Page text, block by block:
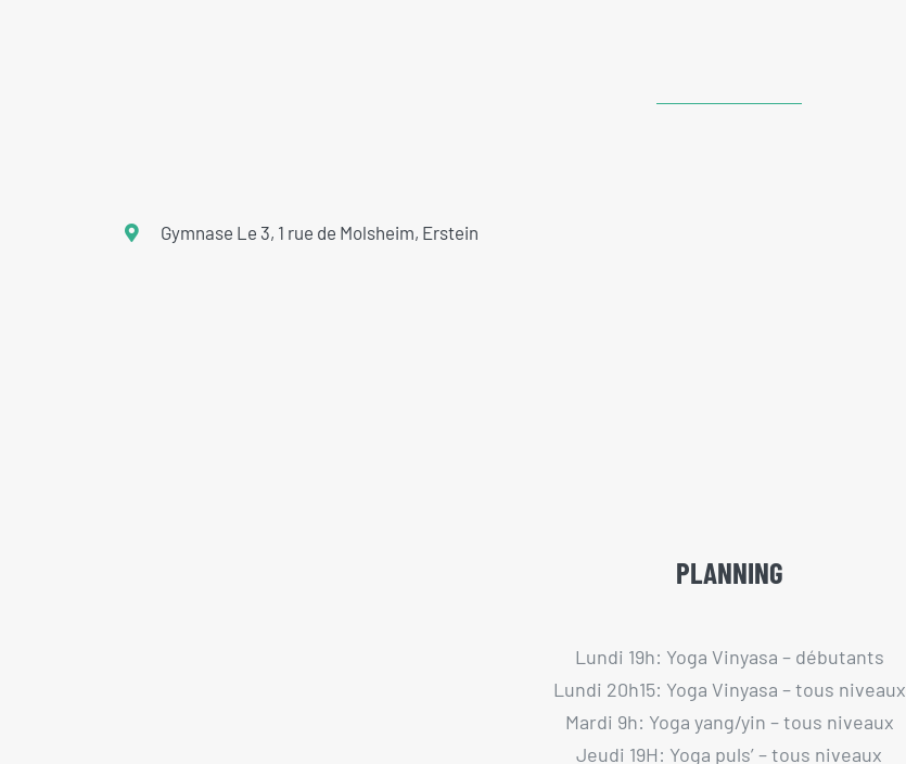
Gymnase Le 3, 1 rue de Molsheim, Erstein
PLANNING
Lundi 19h: Yoga Vinyasa – débutants
Lundi 20h15: Yoga Vinyasa – tous niveaux
Mardi 9h: Yoga yang/yin – tous niveaux
Jeudi 19H: Yoga puls’ – tous niveaux